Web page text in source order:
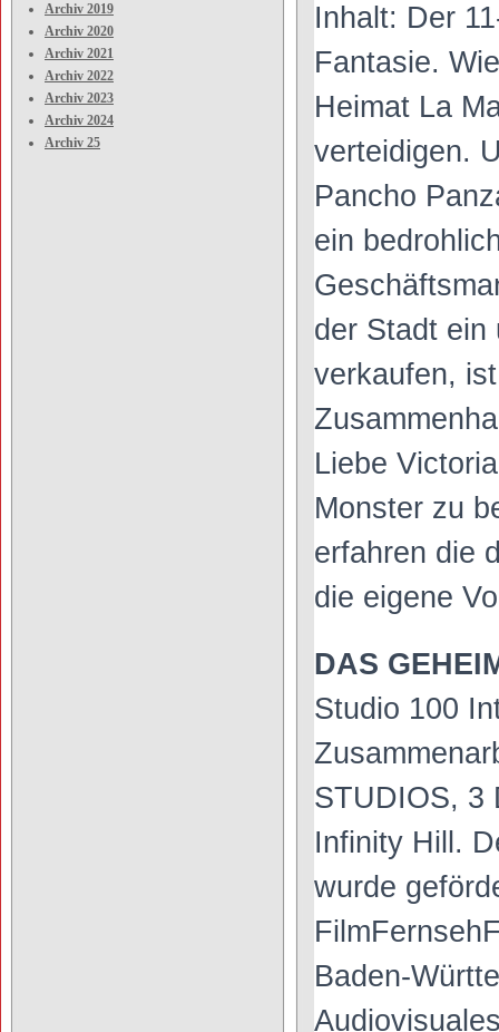
Archiv 2019
Archiv 2020
Archiv 2021
Archiv 2022
Archiv 2023
Archiv 2024
Archiv 25
Inhalt: Der
Fantasie.
Heimat La
verteidigen.
Pancho
ein
der Stadt ein
verkaufen,
Liebe
Monster zu
erfahren die
die eigene
DAS
Studio 100
STUDIOS, 3
Infinity Hill.
wurde
Baden-